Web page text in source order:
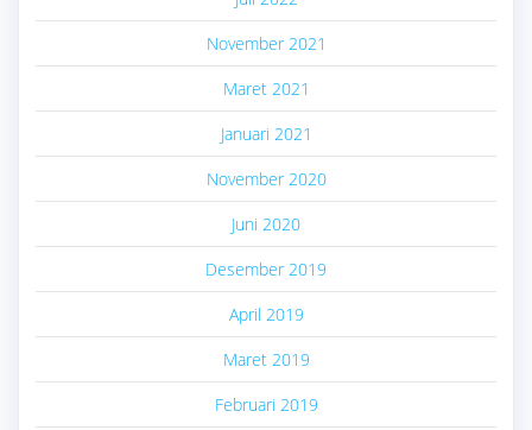
November 2021
Maret 2021
Januari 2021
November 2020
Juni 2020
Desember 2019
April 2019
Maret 2019
Februari 2019